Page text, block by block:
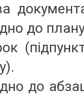
до
до